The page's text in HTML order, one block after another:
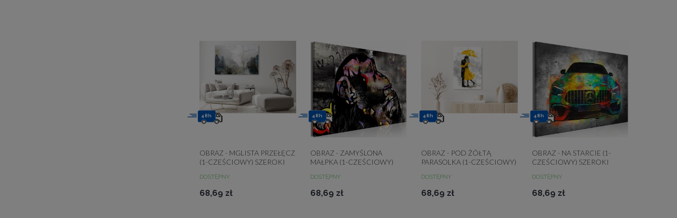
OBRAZ - MGLISTA PRZEŁĘCZ
(1-CZĘŚCIOWY) SZEROKI
DOSTĘPNY
68,69 zł
48h
OBRAZ - ZAMYŚLONA
MAŁPKA (1-CZĘŚCIOWY)
DOSTĘPNY
68,69 zł
48h
OBRAZ - POD ŻÓŁTĄ
PARASOLKĄ (1-CZĘŚCIOWY)
DOSTĘPNY
68,69 zł
48h
OBRAZ - NA STARCIE (1-
CZĘŚCIOWY) SZEROKI
DOSTĘPNY
68,69 zł
48h